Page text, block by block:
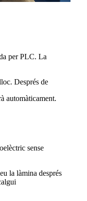
per PLC. La
Després de
automàticament.
sense
la làmina després